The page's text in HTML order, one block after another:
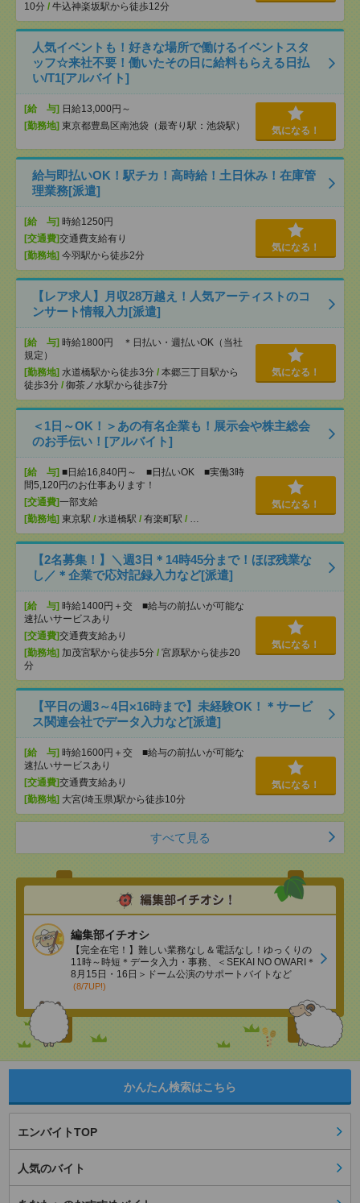
10分 / 牛込神楽坂駅から徒歩12分
人気イベントも！好きな場所で働けるイベントスタ
ッフ☆来社不要！働いたその日に給料もらえる日払
い/T1[アルバイト]
[給 与] 日給13,000円～
[勤務地] 東京都豊島区南池袋（最寄り駅：池袋駅） 気になる！
給与即払いOK！駅チカ！高時給！土日休み！在庫管
理業務[派遣]
[給 与] 時給1250円
[交通費]交通費支給有り
[勤務地] 今羽駅から徒歩2分
気になる！
【レア求人】月収28万越え！人気アーティストのコ
ンサート情報入力[派遣]
[給 与] 時給1800円 ＊日払い・週払いOK（当社
規定）
[勤務地] 水道橋駅から徒歩3分 / 本郷三丁目駅から
徒歩3分 / 御茶ノ水駅から徒歩7分
気になる！
＜1日～OK！＞あの有名企業も！展示会や株主総会
のお手伝い！[アルバイト]
[給 与] ■日給16,840円～ ■日払いOK ■実働3時
間5,120円のお仕事あります！
[交通費]一部支給
[勤務地] 東京駅 / 水道橋駅 / 有楽町駅 / …
気になる！
【2名募集！】＼週3日＊14時45分まで！ほぼ残業な
し／＊企業で応対記録入力など[派遣]
[給 与] 時給1400円＋交 ■給与の前払いが可能な
速払いサービスあり
[交通費]交通費支給あり
[勤務地] 加茂宮駅から徒歩5分 / 宮原駅から徒歩20
分
気になる！
【平日の週3～4日×16時まで】未経験OK！＊サービ
ス関連会社でデータ入力など[派遣]
[給 与] 時給1600円＋交 ■給与の前払いが可能な
速払いサービスあり
[交通費]交通費支給あり
[勤務地] 大宮(埼玉県)駅から徒歩10分
気になる！
すべて見る
編集部イチオシ
【完全在宅！】難しい業務なし＆電話なし！ゆっくりの
11時～時短＊データ入力・事務、＜SEKAI NO OWARI＊
8月15日・16日＞ドーム公演のサポートバイトなど
(8/7UP!)
かんたん検索はこちら
エンバイトTOP
人気のバイト